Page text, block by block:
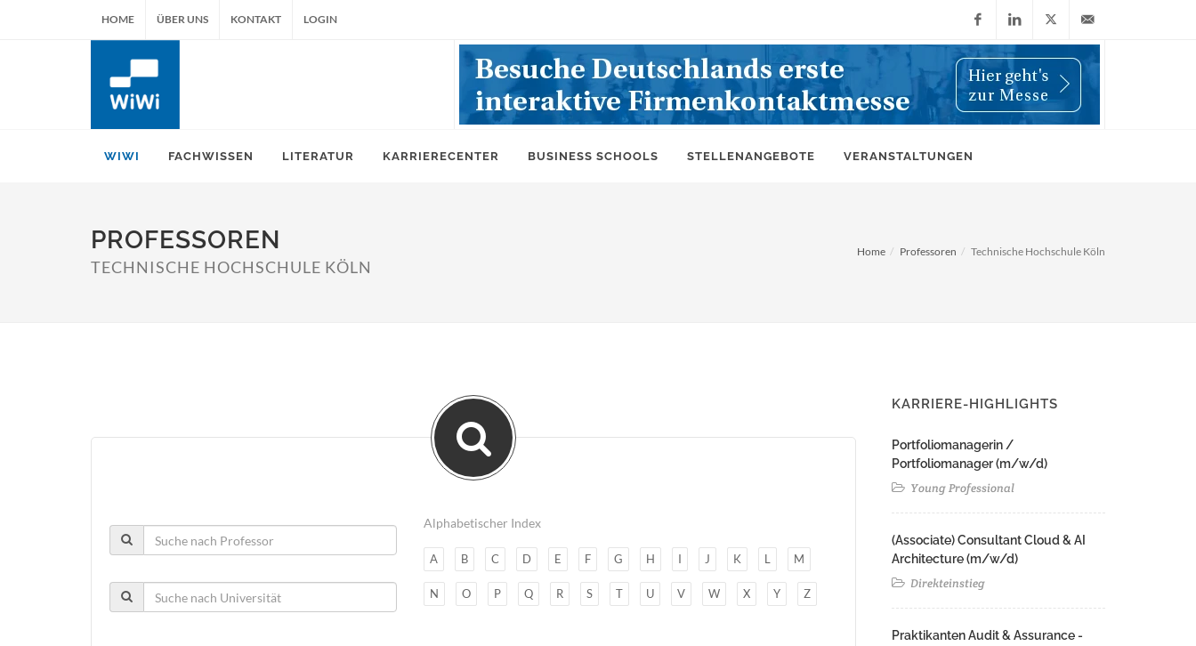
HOME ÜBER UNS KONTAKT LOGIN
FacebookLinkedIn
X
(Twitter)
info@wiwi-
WIWI FACHWISSEN LITERATUR KARRIERECENTER BUSINESS SCHOOLS STELLENANGEBOTE VERANSTALTUNGEN
PROFESSOREN
TECHNISCHE HOCHSCHULE KÖLN
Home Professoren Technische Hochschule Köln
Alphabetischer Index
A B C D E F G H I J K L M
N O P Q R S T U V W X Y Z
KARRIERE-HIGHLIGHTS
Portfoliomanagerin /
Portfoliomanager (m/w/d)
Young Professional
(Associate) Consultant Cloud & AI
Architecture (m/w/d)​ ​
Direkteinstieg
Praktikanten Audit & Assurance -